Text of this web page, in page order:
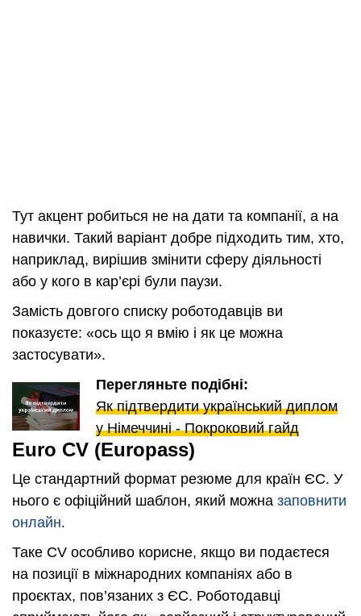
Тут акцент робиться не на дати та компанії, а на
навички. Такий варіант добре підходить тим, хто,
наприклад, вирішив змінити сферу діяльності
або у кого в кар’єрі були паузи.
Замість довгого списку роботодавців ви
показуєте: «ось що я вмію і як це можна
застосувати».
Перегляньте подібні:
Як підтвердити український диплом
у Німеччині - Покроковий гайд
Euro CV (Europass)
Це стандартний формат резюме для країн ЄС. У
нього є офіційний шаблон, який можна заповнити
онлайн.
Таке CV особливо корисне, якщо ви подаєтеся
на позиції в міжнародних компаніях або в
проєктах, пов’язаних з ЄС. Роботодавці